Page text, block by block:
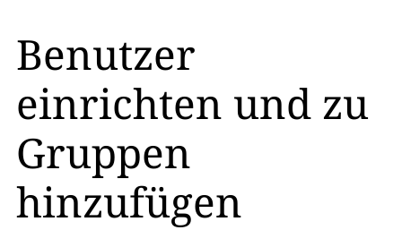
Benutzer
einrichten und zu
Gruppen
hinzufügen